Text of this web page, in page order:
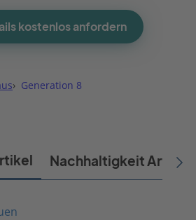
kostenlos anfordern
› Generation 8
Nachhaltigkeit Artikel